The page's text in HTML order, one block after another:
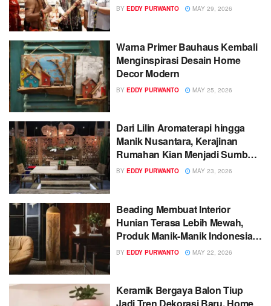
BY EDDY PURWANTO MAY 29, 2026
Warna Primer Bauhaus Kembali
Menginspirasi Desain Home
Decor Modern
BY EDDY PURWANTO MAY 25, 2026
Dari Lilin Aromaterapi hingga
Manik Nusantara, Kerajinan
Rumahan Kian Menjadi Sumber
Cuan
BY EDDY PURWANTO MAY 23, 2026
Beading Membuat Interior
Hunian Terasa Lebih Mewah,
Produk Manik-Manik Indonesia
Ikut Dilirik
BY EDDY PURWANTO MAY 22, 2026
Keramik Bergaya Balon Tiup